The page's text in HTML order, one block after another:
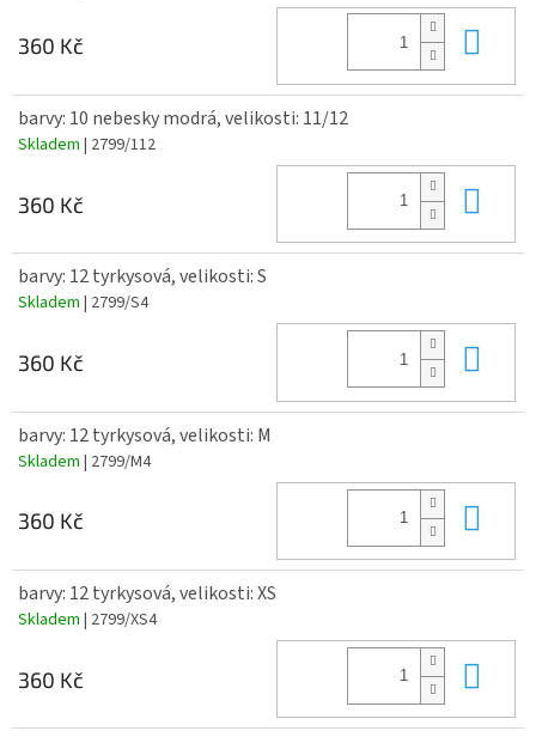
360 Kč
barvy: 10 nebesky modrá, velikosti: 11/12
Skladem | 2799/112
360 Kč
barvy: 12 tyrkysová, velikosti: S
Skladem | 2799/S4
360 Kč
barvy: 12 tyrkysová, velikosti: M
Skladem | 2799/M4
360 Kč
barvy: 12 tyrkysová, velikosti: XS
Skladem | 2799/XS4
360 Kč